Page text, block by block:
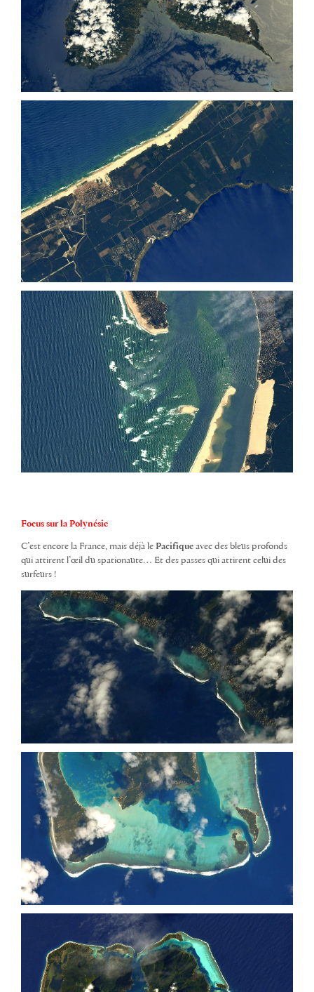
Focus sur la Polynésie
C’est encore la France, mais déjà le Pacifique avec des bleus profonds
qui attirent l’œil du spationaute… Et des passes qui attirent celui des
surfeurs !